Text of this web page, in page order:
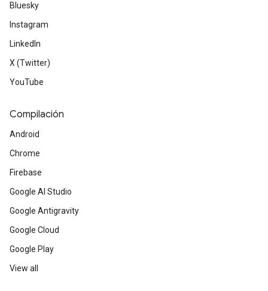
Bluesky
Instagram
LinkedIn
X (Twitter)
YouTube
Compilación
Android
Chrome
Firebase
Google AI Studio
Google Antigravity
Google Cloud
Google Play
View all